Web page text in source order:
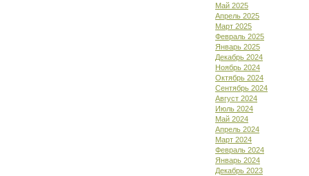
Май 2025
Апрель 2025
Март 2025
Февраль 2025
Январь 2025
Декабрь 2024
Ноябрь 2024
Октябрь 2024
Сентябрь 2024
Август 2024
Июль 2024
Май 2024
Апрель 2024
Март 2024
Февраль 2024
Январь 2024
Декабрь 2023